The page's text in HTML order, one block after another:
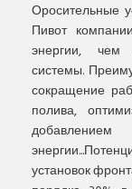
Оросительные
Пивот
энергии, чем
системы.
сокращение
полива,
установок